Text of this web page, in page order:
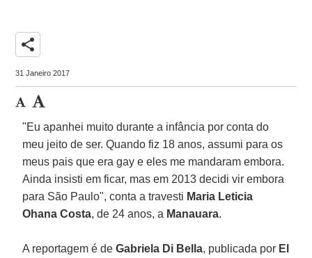
share
31 Janeiro 2017
"Eu apanhei muito durante a infância por conta do
meu jeito de ser. Quando fiz 18 anos, assumi para os
meus pais que era gay e eles me mandaram embora.
Ainda insisti em ficar, mas em 2013 decidi vir embora
para São Paulo", conta a travesti Maria Leticia
Ohana Costa, de 24 anos, a Manauara.
A reportagem é deGabriela Di Bella, publicada por El